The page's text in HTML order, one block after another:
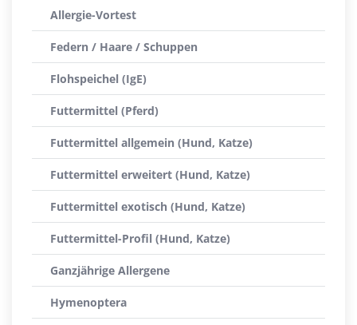
Allergie-Vortest
Federn / Haare / Schuppen
Flohspeichel (IgE)
Futtermittel (Pferd)
Futtermittel allgemein (Hund, Katze)
Futtermittel erweitert (Hund, Katze)
Futtermittel exotisch (Hund, Katze)
Futtermittel-Profil (Hund, Katze)
Ganzjährige Allergene
Hymenoptera